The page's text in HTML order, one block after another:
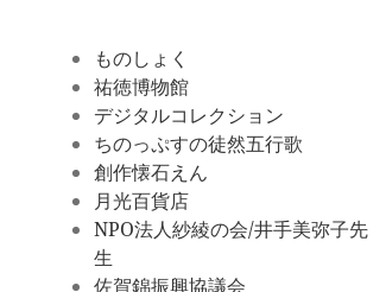
ものしょく
祐徳博物館
デジタルコレクション
ちのっぷすの徒然五行歌
創作懐石えん
月光百貨店
NPO法人紗綾の会/井手美弥子先
生
佐賀錦振興協議会